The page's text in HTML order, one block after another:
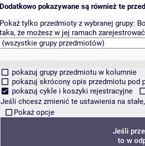
Dodatkowo pokazywane są również te
Pokaż tylko przedmioty z wybranej grupy:
taka, że możesz w jej ramach
pokazuj grupy przedmiotu w kolumnie
pokazuj skrócony opis przedmiotu pod
pokazuj cykle i koszyki rejestracyjne
Jeśli chcesz zmienić te ustawienia na
Pokaż opcje
Jeśli
to w